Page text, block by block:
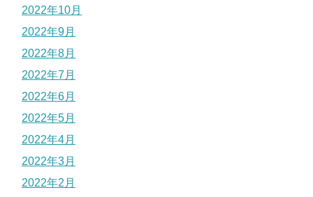
2022年10月
2022年9月
2022年8月
2022年7月
2022年6月
2022年5月
2022年4月
2022年3月
2022年2月